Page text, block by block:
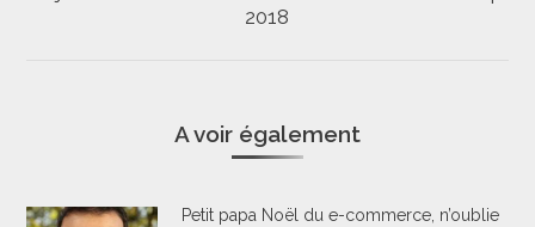
2018
A voir également
Petit papa Noël du e-commerce, n’oublie